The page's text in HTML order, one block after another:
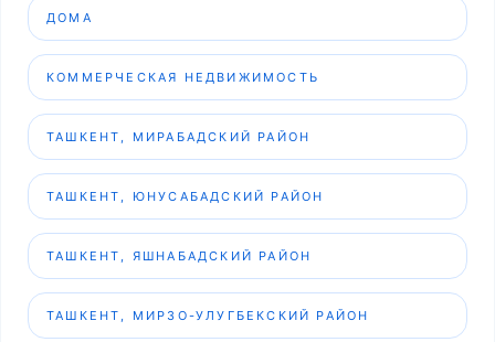
ДОМА
КОММЕРЧЕСКАЯ НЕДВИЖИМОСТЬ
ТАШКЕНТ, МИРАБАДСКИЙ РАЙОН
ТАШКЕНТ, ЮНУСАБАДСКИЙ РАЙОН
ТАШКЕНТ, ЯШНАБАДСКИЙ РАЙОН
ТАШКЕНТ, МИРЗО-УЛУГБЕКСКИЙ РАЙОН